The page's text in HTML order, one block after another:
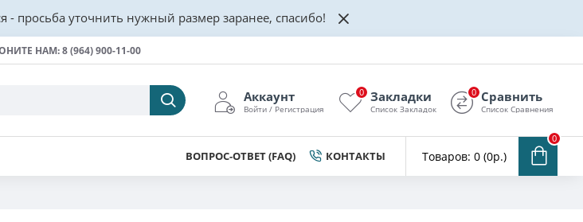
- просьба уточнить нужный размер заранее, спасибо!
НАМ: 8 (964) 900-11-00
Аккаунт
Войти / Регистрация
Закладки
Список Закладок
0 Сравнить
Список Сравнения
0
ВОПРОС-ОТВЕТ (FAQ) КОНТАКТЫ Товаров: 0 (0р.)
0